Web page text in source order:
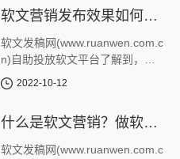
需要准备一篇非常精妙的软文
了，一篇好的高...
软文营销发布效果如何，发布营销软文有哪些优势？
软文发稿网(www.ruanwen.com.c
n)自助投放软文平台了解到，随
着互联网时代的发展，软文的形
式也随之变得花样繁多。从最开
文，微博软文，公众号软文等
等。发展至今，...
2022-10-12
什么是软文营销？做软文营销有哪些用处呢？
软文发稿网(www.ruanwen.com.c